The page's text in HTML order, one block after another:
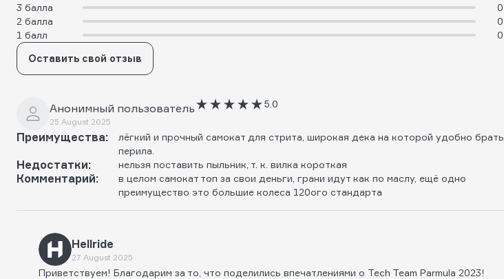
3 балла
0
2 балла
0
1 балл
0
Оставить свой отзыв
Анонимный пользователь
25 August 2025
5.0
Преимущества:
лёгкий и прочный самокат для стрита, широкая дека на которой удобно брать
перила.
Недостатки: нельзя поставить пыльник, т. к. вилка короткая
Комментарий:
в целом самокат топ за свои деньги, грани идут как по маслу, ещё одно
преимущество это большие колеса 120ого стандарта
Hellride
27 August 2025
Приветствуем! Благодарим за то, что поделились впечатлениями о Tech Team Parmula 2023!